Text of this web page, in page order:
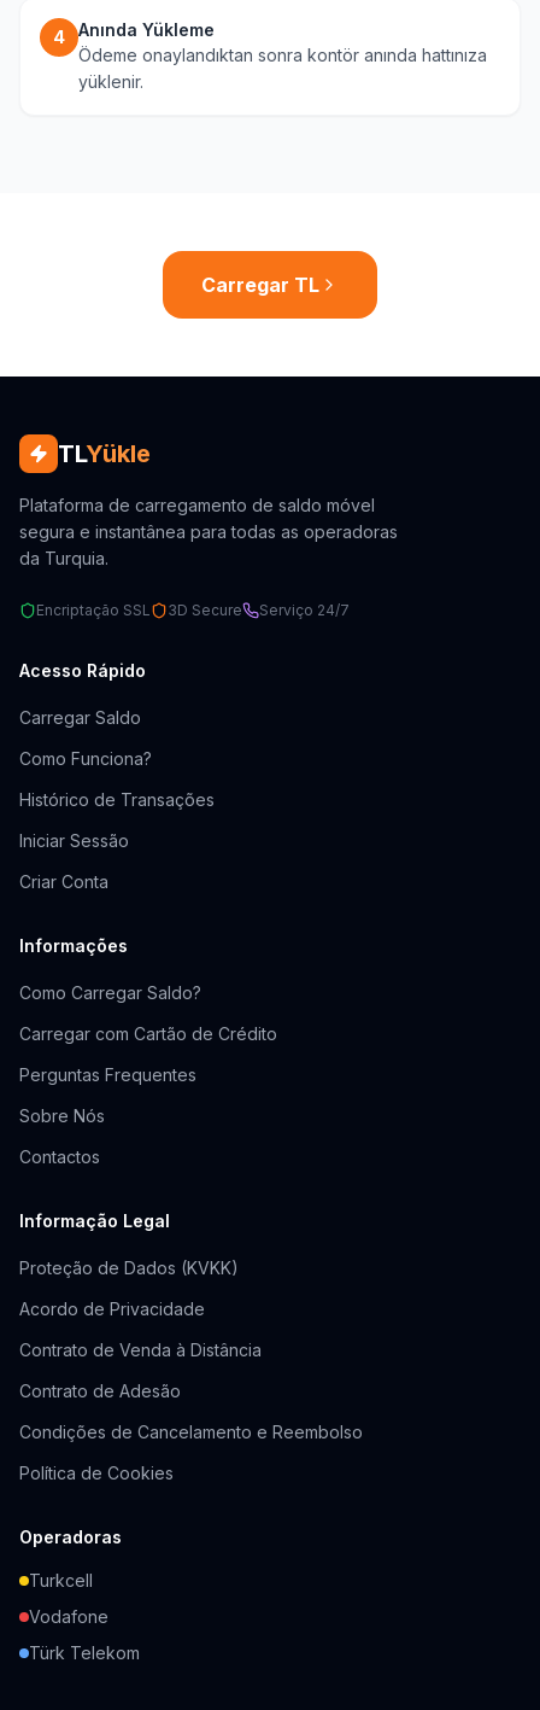
4
Anında Yükleme
Ödeme onaylandıktan sonra kontör anında hattınıza
yüklenir.
Carregar TL
TLYükle
Plataforma de carregamento de saldo móvel
segura e instantânea para todas as operadoras
da Turquia.
Encriptação SSL 3D Secure Serviço 24/7
Acesso Rápido
Carregar Saldo
Como Funciona?
Histórico de Transações
Iniciar Sessão
Criar Conta
Informações
Como Carregar Saldo?
Carregar com Cartão de Crédito
Perguntas Frequentes
Sobre Nós
Contactos
Informação Legal
Proteção de Dados (KVKK)
Acordo de Privacidade
Contrato de Venda à Distância
Contrato de Adesão
Condições de Cancelamento e Reembolso
Política de Cookies
Operadoras
Turkcell
Vodafone
Türk Telekom